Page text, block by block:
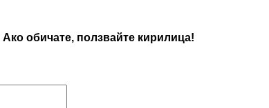
Ако обичате, ползвайте кирилица!